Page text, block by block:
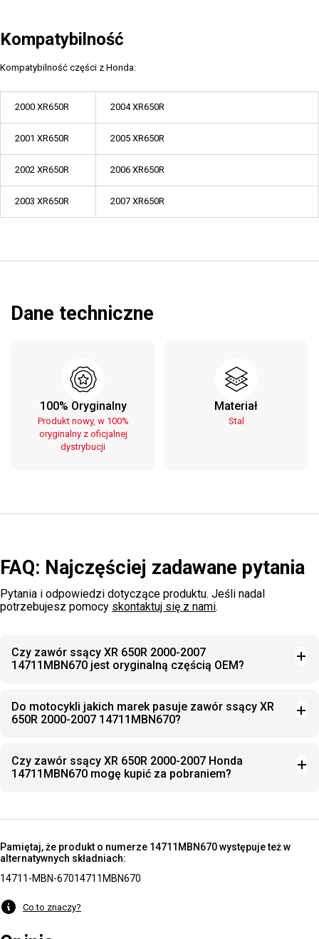
Kompatybilność
Kompatybilność części z Honda:
2000 XR650R 2004 XR650R
2001 XR650R 2005 XR650R
2002 XR650R 2006 XR650R
2003 XR650R 2007 XR650R
Dane techniczne
100% Oryginalny
Produkt nowy, w 100%
oryginalny z oficjalnej
dystrybucji
Materiał
Stal
FAQ: Najczęściej zadawane pytania
Pytania i odpowiedzi dotyczące produktu. Jeśli nadal
potrzebujesz pomocy skontaktuj się z nami.
Czy zawór ssący XR 650R 2000-2007
14711MBN670 jest oryginalną częścią OEM?
Do motocykli jakich marek pasuje zawór ssący XR
650R 2000-2007 14711MBN670?
Czy zawór ssący XR 650R 2000-2007 Honda
14711MBN670 mogę kupić za pobraniem?
Pamiętaj, że produkt o numerze 14711MBN670 występuje też w
alternatywnych składniach:
14711-MBN-67014711MBN670
Co to znaczy?